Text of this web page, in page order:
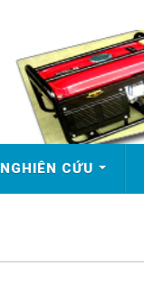
NGHIÊN CỨU